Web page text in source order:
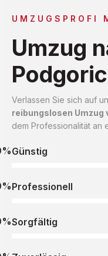
UMZUGSPROFI
Umzug
Verlassen Sie sich auf
reibungslosen Umzug
dem Professionalität an
Günstig
Professionell
Sorgfältig